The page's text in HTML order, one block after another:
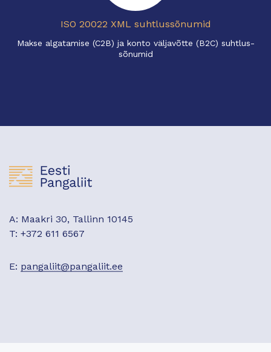
ISO 20022 XML suhtlussõnumid
Makse algatamise (C2B) ja konto väljavõtte (B2C) suhtlus-
sõnumid
A: Maakri 30, Tallinn 10145
T: +372 611 6567
E: pangaliit@pangaliit.ee